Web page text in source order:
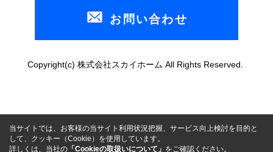
お問い合わせ
Copyright(c) 株式会社スカイホーム All Rights Reserved.
当サイトでは、お客様の当サイト利用状況把握、サービス向上検討を目的と
して、クッキー（Cookie）を使用しています。
詳しくは、当社の 「Cookieの取扱いについて」 をご確認ください。